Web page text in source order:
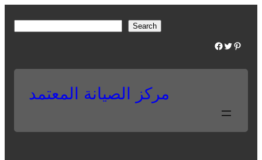
r
Search
Facebook Twitter Pinterest
مركز الصيانة المعتمد